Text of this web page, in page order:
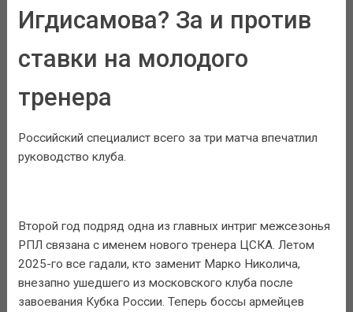
Игдисамова? За и против
ставки на молодого
тренера
Российский специалист всего за три матча впечатлил
руководство клуба.
Второй год подряд одна из главных интриг межсезонья
РПЛ связана с именем нового тренера ЦСКА. Летом
2025-го все гадали, кто заменит Марко Николича,
внезапно ушедшего из московского клуба после
завоевания Кубка России. Теперь боссы армейцев